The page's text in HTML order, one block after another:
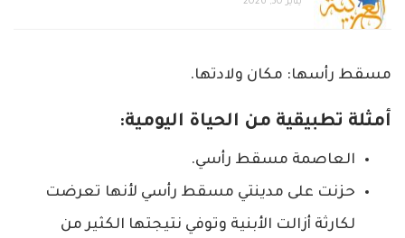
مسقط رأسها: مكان ولادتها.
أمثلة تطبيقية من الحياة اليومية:
العاصمة مسقط رأسي.
حزنت على مدينتي مسقط رأسي لأنها تعرضت
لكارثة أزالت الأبنية وتوفي نتيجتها الكثير من